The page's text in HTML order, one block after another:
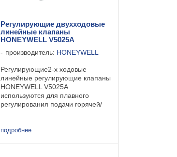
Регулирующие двухходовые
линейные клапаны
HONEYWELL V5025A
производитель: HONEYWELL
Регулирующие2-х ходовые
линейные регулирующие клапаны
HONEYWELL V5025A
используются для плавного
регулирования подачи горячей/
или кондиционирования. Клапаны
подробнее